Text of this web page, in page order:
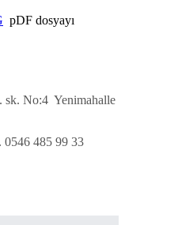
pDF dosyayı
sk. No:4 Yenimahalle
485 99 33